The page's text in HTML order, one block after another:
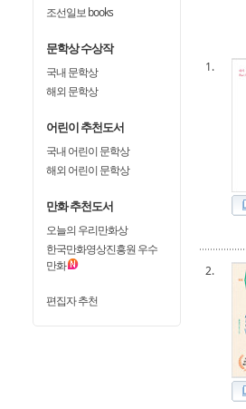
조선일보 books
문학상 수상작
국내 문학상
해외 문학상
어린이 추천도서
국내 어린이 문학상
해외 어린이 문학상
만화 추천도서
오늘의 우리만화상
한국만화영상진흥원 우수
만화
편집자 추천
1.
2.